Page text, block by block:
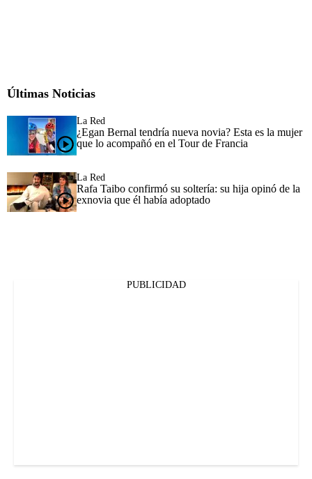
Últimas Noticias
La Red
¿Egan Bernal tendría nueva novia? Esta es la mujer
que lo acompañó en el Tour de Francia
La Red
Rafa Taibo confirmó su soltería: su hija opinó de la
exnovia que él había adoptado
PUBLICIDAD